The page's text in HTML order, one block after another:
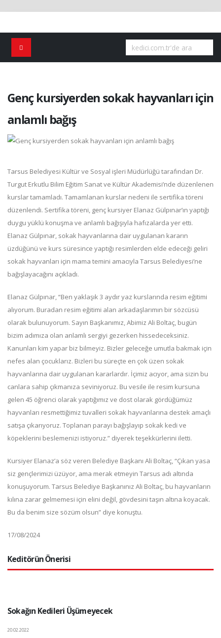
Genç kursiyerden sokak hayvanları için
anlamlı bağış
Tarsus Belediyesi Kültür ve Sosyal işleri Müdürlüğü tarafından Dr.
Turgut Erkutlu Bilim Eğitim Sanat ve Kültür Akademisi’nde düzenlenen
kurslar tamamladı. Tamamlanan kurslar nedeni ile sertifika töreni
düzenlendi. Sertifika töreni, genç kursiyer Elanaz Gülpınar’ın yaptığı
duygu yüklü konuşma ve anlamlı bağışıyla hafızalarda yer etti.
Elanaz Gülpınar, sokak hayvanlarına dair uygulanan kararın
üzdüğünü ve kurs süresince yaptığı resimlerden elde edeceği geliri
sokak hayvanları için mama temini amacıyla Tarsus Belediyesi’ne
bağışlayacağını açıkladı.
Elanaz Gülpınar, “Ben yaklaşık 3 aydır yaz kurslarında resim eğitimi
alıyorum. Buradan resim eğitimi alan arkadaşlarımın bir sözcüsü
olarak bulunuyorum. Sayın Başkanımız, Abimiz Ali Boltaç, bugün
bizim adımıza olan anlamlı sergiyi gezerken hissedeceksiniz.
Kanunları kim yapar biz bilmeyiz. Bizler geleceğe umutla bakmak için
nefes alan çocuklarız. Bizleri bu süreçte en çok üzen sokak
hayvanlarına dair uygulanan kararlardır. İçimiz acıyor, ama sizin bu
canlara sahip çıkmanıza seviniyoruz. Bu vesile ile resim kursuna
gelen 45 öğrenci olarak yaptığımız ve dost olarak gördüğümüz
hayvanları resmettiğimiz tuvalleri sokak hayvanlarına destek amaçlı
satışa çıkarıyoruz. Toplanan parayı bağışlayıp sokak kedi ve
köpeklerini beslemenizi istiyoruz.” diyerek teşekkürlerini iletti.
Kursiyer Elanaz’a söz veren Belediye Başkanı Ali Boltaç, “Çıkan yasa
siz gençlerimizi üzüyor, ama merak etmeyin Tarsus adı altında
konuşuyorum. Tarsus Belediye Başkanınız Ali Boltaç, bu hayvanların
kılına zarar gelmemesi için elini değil, gövdesini taşın altına koyacak.
Bu da benim size sözüm olsun” diye konuştu.
17/08/2024
Keditörün Önerisi
Sokağın Kedileri Üşümeyecek
20.02.2022